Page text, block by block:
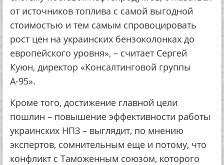
от источников топлива с самой выгодной
стоимостью и тем самым спровоцировать
рост цен на украинских бензоколонках до
европейского уровня», – считает Сергей
Куюн, директор «Консалтинговой группы
А-95».
Кроме того, достижение главной цели
пошлин – повышение эффективности работы
украинских НПЗ – выглядит, по мнению
экспертов, сомнительным еще и потому, что
конфликт с Таможенным союзом, которого